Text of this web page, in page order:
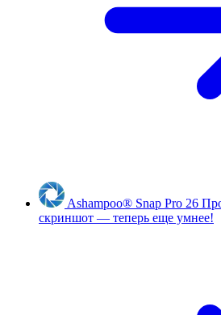
Ashampoo® Snap Pro 26
скриншот — теперь еще умнее!